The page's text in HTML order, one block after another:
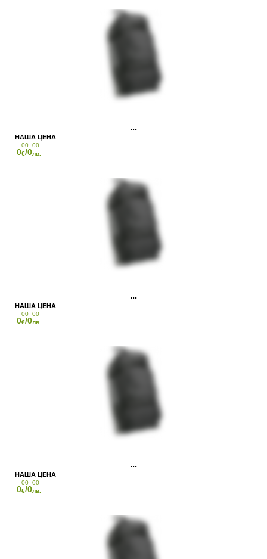
0
00
€/0
00
лв.
0
00
€/0
00
лв.
0
00
€/0
00
лв.